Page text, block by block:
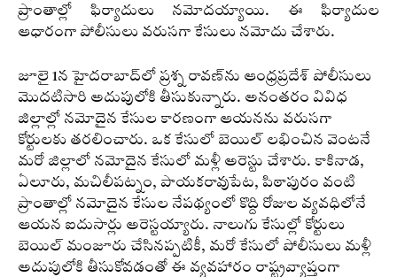
ప్రాంతాల్లో ఫిర్యాదులు నమోదయ్యాయి. ఈ ఫిర్యాదుల
ఆధారంగా పోలీసులు వరుసగా కేసులు నమోదు చేశారు.
జూలై 1న హైదరాబాద్‌లో ప్రశ్న రావణ్‌ను ఆంధ్రప్రదేశ్ పోలీసులు
మొదటిసారి అదుపులోకి తీసుకున్నారు. అనంతరం వివిధ
జిల్లాల్లో నమోదైన కేసుల కారణంగా ఆయనను వరుసగా
కోర్టులకు తరలించారు. ఒక కేసులో బెయిల్ లభించిన వెంటనే
మరో జిల్లాలో నమోదైన కేసులో మళ్లీ అరెస్టు చేశారు. కాకినాడ,
ఏలూరు, మచిలీపట్నం, పాయకరావుపేట, పిఠాపురం వంటి
ప్రాంతాల్లో నమోదైన కేసుల నేపథ్యంలో కొద్ది రోజుల వ్యవధిలోనే
ఆయన ఐదుసార్లు అరెస్టయ్యారు. నాలుగు కేసుల్లో కోర్టులు
బెయిల్ మంజూరు చేసినప్పటికీ, మరో కేసులో పోలీసులు మళ్లీ
అదుపులోకి తీసుకోవడంతో ఈ వ్యవహారం రాష్ట్రవ్యాప్తంగా